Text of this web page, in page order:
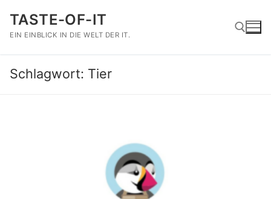
Inhalt
springen
TASTE-OF-IT
EIN EINBLICK IN DIE WELT DER IT.
Schlagwort: Tier